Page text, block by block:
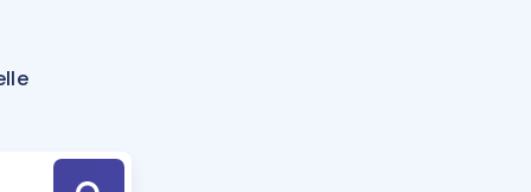
Hesaplama Aracı
için Öneriler
Tek Takvimde
Hoca ile seni sınava hazırlayacak onlarca eğitim seni bekliyor!